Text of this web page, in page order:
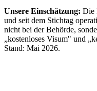
Unsere Einschätzung: Die
und seit dem Stichtag
nicht bei der Behörde,
„kostenloses Visum" und
Stand: Mai 2026.